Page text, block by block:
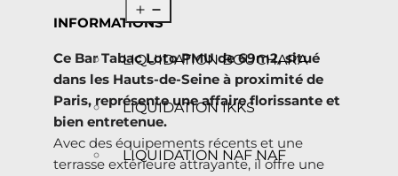
LIQUIDATION BOUCHARA
LIQUIDATION IKKS
LIQUIDATION NAF NAF
INFORMATIONS
Ce Bar Tabac Loto PMU de 69m2, situé
dans les Hauts-de-Seine à proximité de
Paris, représente une affaire florissante et
bien entretenue.
Avec des équipements récents et une
terrasse extérieure attrayante, il offre une